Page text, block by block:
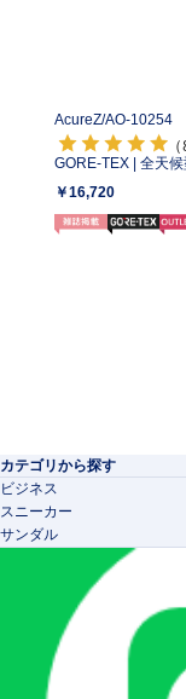
AcureZ/AO-10254
（
GORE-TEX | 全天
￥16,720
カテゴリから探す
ビジネス
スニーカー
サンダル